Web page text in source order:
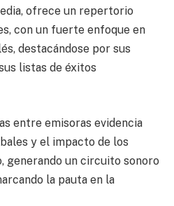
ofrece un repertorio
con un fuerte enfoque en
destacándose por sus
listas de éxitos
entre emisoras evidencia
y el impacto de los
generando un circuito sonoro
la pauta en la